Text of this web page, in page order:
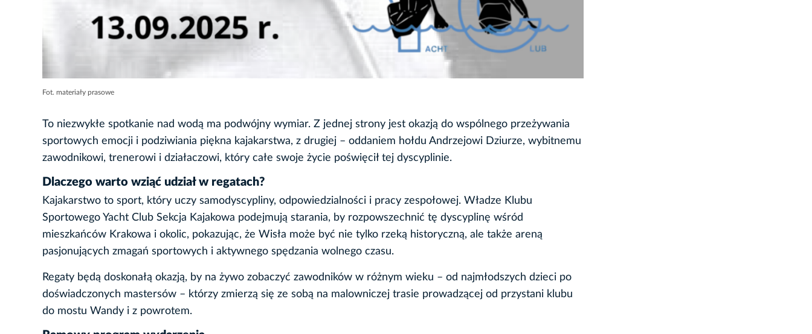
Fot. materiały prasowe
To niezwykłe spotkanie nad wodą ma podwójny wymiar. Z jednej strony jest okazją do wspólnego przeżywania
sportowych emocji i podziwiania piękna kajakarstwa, z drugiej – oddaniem hołdu Andrzejowi Dziurze, wybitnemu
zawodnikowi, trenerowi i działaczowi, który całe swoje życie poświęcił tej dyscyplinie.
Dlaczego warto wziąć udział w regatach?
Kajakarstwo to sport, który uczy samodyscypliny, odpowiedzialności i pracy zespołowej. Władze Klubu
Sportowego Yacht Club Sekcja Kajakowa podejmują starania, by rozpowszechnić tę dyscyplinę wśród
mieszkańców Krakowa i okolic, pokazując, że Wisła może być nie tylko rzeką historyczną, ale także areną
pasjonujących zmagań sportowych i aktywnego spędzania wolnego czasu.
Regaty będą doskonałą okazją, by na żywo zobaczyć zawodników w różnym wieku – od najmłodszych dzieci po
doświadczonych mastersów – którzy zmierzą się ze sobą na malowniczej trasie prowadzącej od przystani klubu
do mostu Wandy i z powrotem.